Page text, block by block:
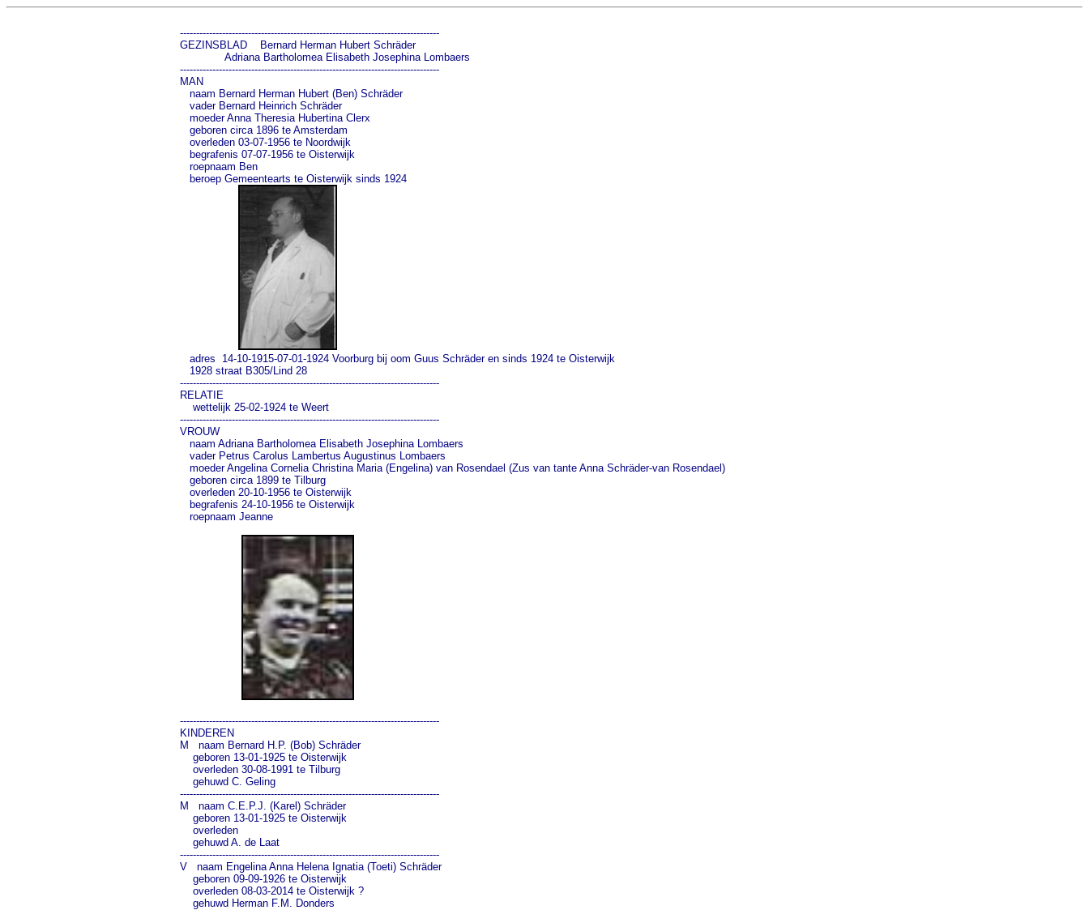
--------------------------------------------------------------------------------
GEZINSBLAD    Bernard Herman Hubert Schräder
              Adriana Bartholomea Elisabeth Josephina Lombaers
--------------------------------------------------------------------------------
MAN
   naam Bernard Herman Hubert (Ben) Schräder
   vader Bernard Heinrich Schräder
   moeder Anna Theresia Hubertina Clerx
   geboren circa 1896 te Amsterdam
   overleden 03-07-1956 te Noordwijk
   begrafenis 07-07-1956 te Oisterwijk
   roepnaam Ben
   beroep Gemeentearts te Oisterwijk sinds 1924
   adres  14-10-1915-07-01-1924 Voorburg bij oom Guus Schräder en sinds 1924 te Oisterwijk
   1928 straat B305/Lind 28
--------------------------------------------------------------------------------
RELATIE
    wettelijk 25-02-1924 te Weert
--------------------------------------------------------------------------------
VROUW
   naam Adriana Bartholomea Elisabeth Josephina Lombaers
   vader Petrus Carolus Lambertus Augustinus Lombaers
   moeder Angelina Cornelia Christina Maria (Engelina) van Rosendael (Zus van tante Anna Schräder-van Rosendael)
   geboren circa 1899 te Tilburg
   overleden 20-10-1956 te Oisterwijk
   begrafenis 24-10-1956 te Oisterwijk
   roepnaam Jeanne
--------------------------------------------------------------------------------
KINDEREN
M   naam Bernard H.P. (Bob) Schräder
    geboren 13-01-1925 te Oisterwijk
    overleden 30-08-1991 te Tilburg
    gehuwd C. Geling
--------------------------------------------------------------------------------
M   naam C.E.P.J. (Karel) Schräder
    geboren 13-01-1925 te Oisterwijk
    overleden
    gehuwd A. de Laat
--------------------------------------------------------------------------------
V   naam Engelina Anna Helena Ignatia (Toeti) Schräder
    geboren 09-09-1926 te Oisterwijk
    overleden 08-03-2014 te Oisterwijk ?
    gehuwd Herman F.M. Donders